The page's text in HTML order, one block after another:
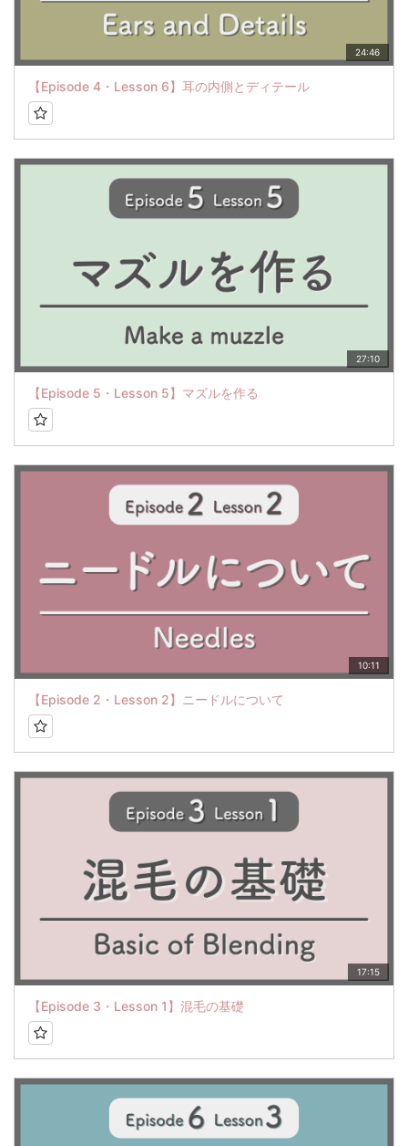
24:46
【Episode 4・Lesson 6】耳の内側とディテール
27:10
【Episode 5・Lesson 5】マズルを作る
10:11
【Episode 2・Lesson 2】ニードルについて
17:15
【Episode 3・Lesson 1】混毛の基礎